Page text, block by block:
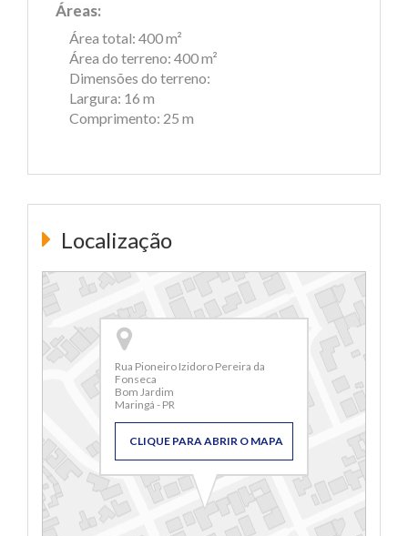
Áreas:
Área total: 400 m²
Área do terreno: 400 m²
Dimensões do terreno:
Largura: 16 m
Comprimento: 25 m
Localização
Rua Pioneiro Izidoro Pereira da
Fonseca
Bom Jardim
Maringá - PR
CLIQUE PARA ABRIR O MAPA